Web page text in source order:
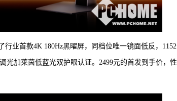
业首款4K 180Hz黑曜屏，同档位唯一镜面低反，
光加莱茵低蓝光双护眼认证。2499元的首发到手价，